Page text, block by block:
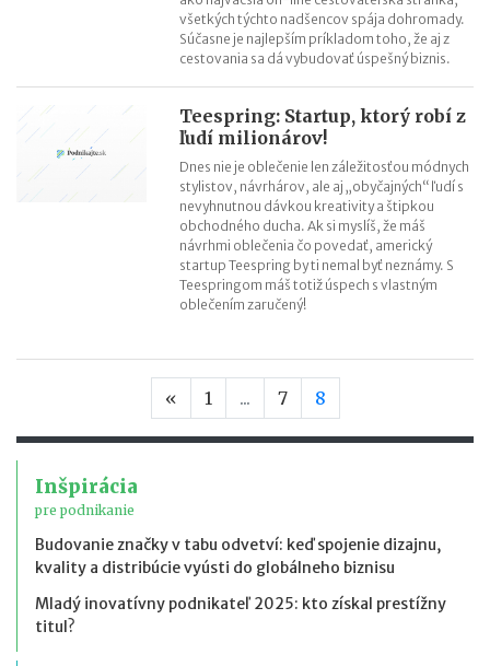
všetkých týchto nadšencov spája dohromady.
Súčasne je najlepším príkladom toho, že aj z
cestovania sa dá vybudovať úspešný biznis.
Teespring: Startup, ktorý robí z
ľudí milionárov!
Dnes nie je oblečenie len záležitosťou módnych
stylistov, návrhárov, ale aj „obyčajných“ ľudí s
nevyhnutnou dávkou kreativity a štipkou
obchodného ducha. Ak si myslíš, že máš
návrhmi oblečenia čo povedať, americký
startup Teespring by ti nemal byť neznámy. S
Teespringom máš totiž úspech s vlastným
oblečením zaručený!
«Predchádzajúca strana
1 ... 7 8
Inšpirácia
pre podnikanie
Budovanie značky v tabu odvetví: keď spojenie dizajnu,
kvality a distribúcie vyústi do globálneho biznisu
Mladý inovatívny podnikateľ 2025: kto získal prestížny
titul?